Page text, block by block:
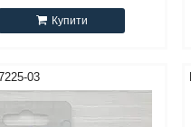
Купити
03